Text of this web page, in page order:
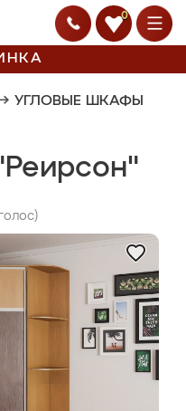
0
→ УГЛОВЫЕ ШКАФЫ
голос)